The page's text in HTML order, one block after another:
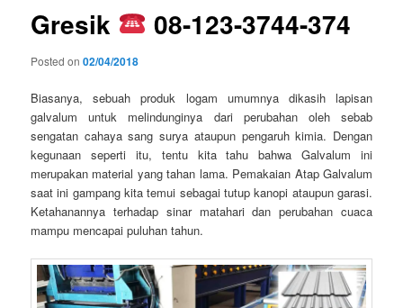
Gresik
08-123-3744-374
Posted on02/04/2018
Biasanya, sebuah produk logam umumnya dikasih lapisan
galvalum untuk melindunginya dari perubahan oleh sebab
sengatan cahaya sang surya ataupun pengaruh kimia. Dengan
kegunaan seperti itu, tentu kita tahu bahwa Galvalum ini
merupakan material yang tahan lama. Pemakaian Atap Galvalum
saat ini gampang kita temui sebagai tutup kanopi ataupun garasi.
Ketahanannya terhadap sinar matahari dan perubahan cuaca
mampu mencapai puluhan tahun.